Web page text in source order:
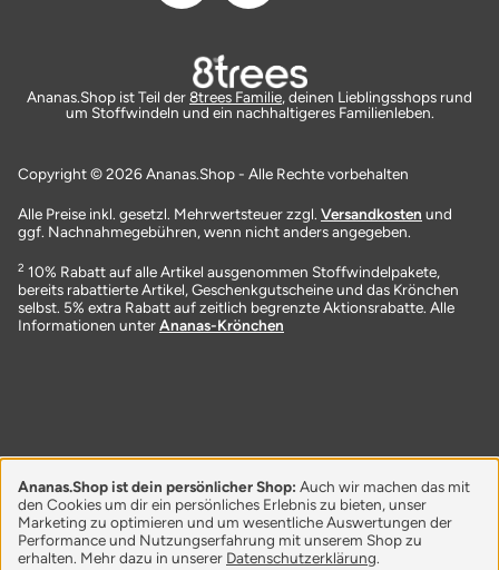
Ananas.Shop ist Teil der8trees Familie, deinen Lieblingsshops rund
um Stoffwindeln und ein nachhaltigeres Familienleben.
Copyright © 2026 Ananas.Shop - Alle Rechte vorbehalten
Alle Preise inkl. gesetzl. Mehrwertsteuer zzgl. Versandkosten und
ggf. Nachnahmegebühren, wenn nicht anders angegeben.
2 10% Rabatt auf alle Artikel ausgenommen Stoffwindelpakete,
bereits rabattierte Artikel, Geschenkgutscheine und das Krönchen
selbst. 5% extra Rabatt auf zeitlich begrenzte Aktionsrabatte. Alle
Informationen unterAnanas-Krönchen
Ananas.Shop ist dein persönlicher Shop: Auch wir machen das mit
den Cookies um dir ein persönliches Erlebnis zu bieten, unser
Marketing zu optimieren und um wesentliche Auswertungen der
Performance und Nutzungserfahrung mit unserem Shop zu
erhalten. Mehr dazu in unserer Datenschutzerklärung.